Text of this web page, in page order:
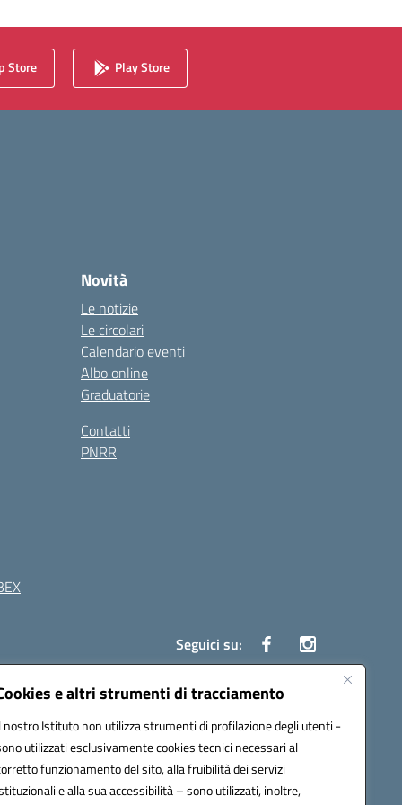
e altri strumenti di tracciamento
nostro Istituto non utilizza strumenti di profilazione degli utenti -
utilizzati esclusivamente cookies tecnici necessari al
funzionamento del sito, alla fruibilità dei servizi
e alla sua accessibilità – sono utilizzati, inoltre,
Store Play Store
Novità
Le notizie
Le circolari
Calendario eventi
Albo online
Graduatorie
Contatti
PNRR
Seguici su:
(NA)